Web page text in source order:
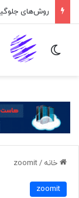
تغییر پوسته
خانه /
zoomit
zoomit